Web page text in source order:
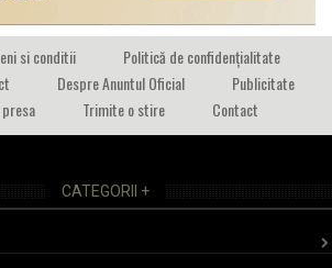
si conditii
Politică de confidențialitate
Despre Anuntul Oficial
Publicitate
Trimite o stire Contact
CATEGORII +